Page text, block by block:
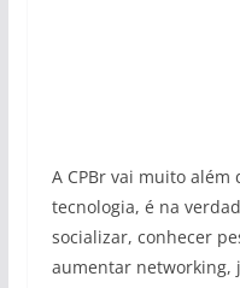
A CPBr vai muito
tecnologia, é na
socializar, conhecer
aumentar networking,